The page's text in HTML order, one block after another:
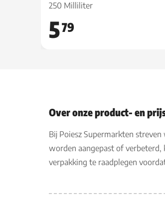
250 Milliliter
579
Over onze product- en
Bij Poiesz Supermarkten
worden aangepast of
verpakking te raadplegen